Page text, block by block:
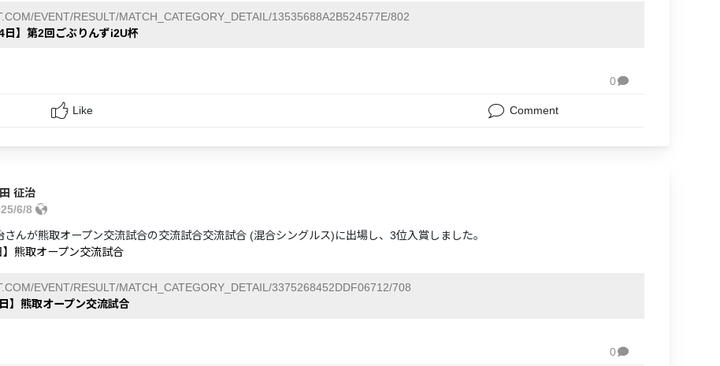
EVENT/RESULT/MATCH_CATEGORY_DETAIL/13535688A2B524577E/802
日】第2回ごぶりんずi2U杯
0
Like Comment
征治
6/8
さんが熊取オープン交流試合の交流試合交流試合 (混合シングルス)に出場し、3位入賞しました。
】熊取オープン交流試合
EVENT/RESULT/MATCH_CATEGORY_DETAIL/3375268452DDF06712/708
日】熊取オープン交流試合
0